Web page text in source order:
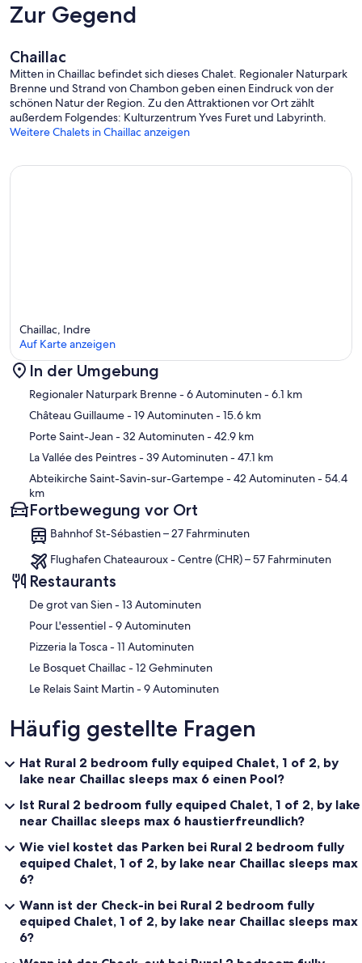
Zur Gegend
Chaillac
Mitten in Chaillac befindet sich dieses Chalet. Regionaler Naturpark
Brenne und Strand von Chambon geben einen Eindruck von der
schönen Natur der Region. Zu den Attraktionen vor Ort zählt
außerdem Folgendes: Kulturzentrum Yves Furet und Labyrinth.
Weitere Chalets in Chaillac anzeigen
Karte
Chaillac, Indre
Auf Karte anzeigen
In der Umgebung
Regionaler Naturpark Brenne- 6 Autominuten- 6.1 km
Château Guillaume- 19 Autominuten- 15.6 km
Porte Saint-Jean- 32 Autominuten- 42.9 km
La Vallée des Peintres- 39 Autominuten- 47.1 km
Abteikirche Saint-Savin-sur-Gartempe- 42 Autominuten- 54.4
km
Fortbewegung vor Ort
Bahnhof St-Sébastien – 27 Fahrminuten
Flughafen Chateauroux - Centre (CHR) – 57 Fahrminuten
Restaurants
‪De grot van Sien - ‬13 Autominuten
‪Pour L'essentiel - ‬9 Autominuten
‪Pizzeria la Tosca - ‬11 Autominuten
‪Le Bosquet Chaillac - ‬12 Gehminuten
‪Le Relais Saint Martin - ‬9 Autominuten
Häufig gestellte Fragen
Hat Rural 2 bedroom fully equiped Chalet, 1 of 2, by
lake near Chaillac sleeps max 6 einen Pool?
Ist Rural 2 bedroom fully equiped Chalet, 1 of 2, by lake
near Chaillac sleeps max 6 haustierfreundlich?
Wie viel kostet das Parken bei Rural 2 bedroom fully
equiped Chalet, 1 of 2, by lake near Chaillac sleeps max
6?
Wann ist der Check-in bei Rural 2 bedroom fully
equiped Chalet, 1 of 2, by lake near Chaillac sleeps max
6?